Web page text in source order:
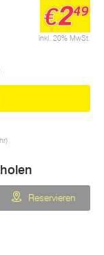
inkl. 20% MwSt.
€249
Reservieren